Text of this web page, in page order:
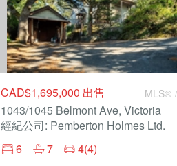
CAD$1,695,000 出售 MLS®
1043/1045 Belmont Ave, Victoria
經紀公司: Pemberton Holmes Ltd.
6
7 4(4)